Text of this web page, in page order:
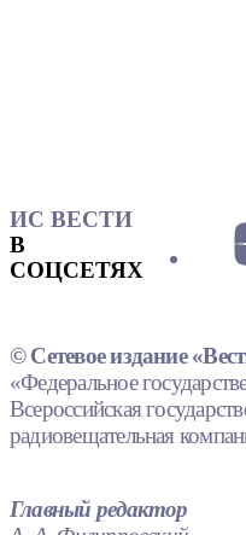
ИС ВЕСТИ
В
СОЦСЕТЯХ
© Сетевое издание
«Федеральное
Всероссийская
радиовещательная
Главный редактор